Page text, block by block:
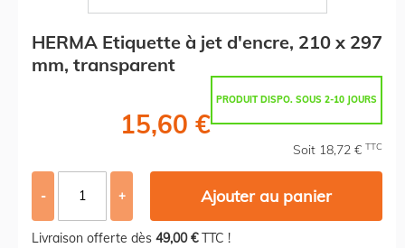
HERMA Etiquette à jet d'encre, 210 x 297
mm, transparent
PRODUIT DISPO. SOUS 2-10 JOURS
15,60 €
Soit 18,72 € TTC
- + Ajouter au panier
Livraison offerte dès 49,00 €TTC !